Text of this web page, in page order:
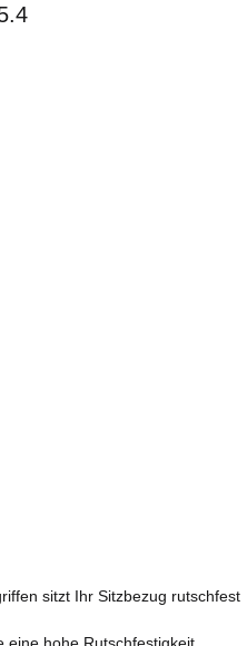
sitzt Ihr Sitzbezug rutschfest